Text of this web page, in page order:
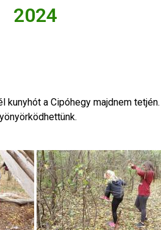
2024
a Cipóhegy majdnem